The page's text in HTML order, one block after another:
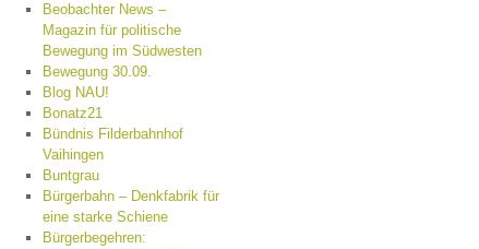
Beobachter News –
Magazin für politische
Bewegung im Südwesten
Bewegung 30.09.
Blog NAU!
Bonatz21
Bündnis Filderbahnhof
Vaihingen
Buntgrau
Bürgerbahn – Denkfabrik für
eine starke Schiene
Bürgerbegehren: